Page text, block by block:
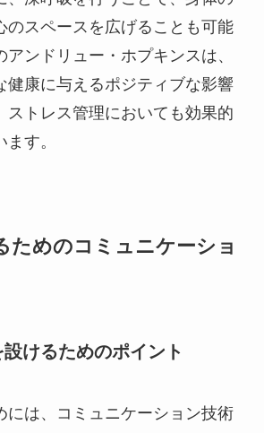
のスペースを広げることも可能
ンドリュー・ホプキンスは、
健康に与えるポジティブな影響
ストレス管理においても効果的
す。
ためのコミュニケーショ
けるためのポイント
には、コミュニケーション技術